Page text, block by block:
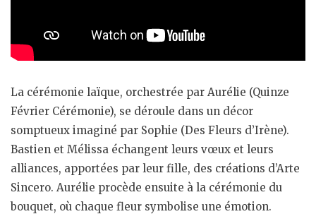
La cérémonie laïque, orchestrée par Aurélie (Quinze
Février Cérémonie), se déroule dans un décor
somptueux imaginé par Sophie (Des Fleurs d’Irène).
Bastien et Mélissa échangent leurs vœux et leurs
alliances, apportées par leur fille, des créations d’Arte
Sincero. Aurélie procède ensuite à la cérémonie du
bouquet, où chaque fleur symbolise une émotion.